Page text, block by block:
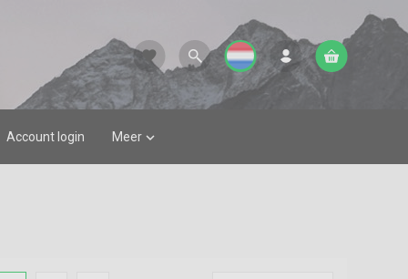
favorite
Account login Meer 